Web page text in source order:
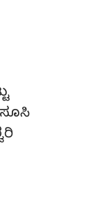
ಸೂಸಿ